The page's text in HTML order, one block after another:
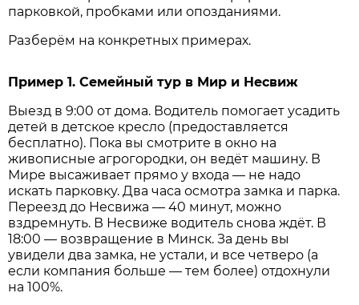
парковкой, пробками или опозданиями.
Разберём на конкретных примерах.
Пример 1. Семейный тур в Мир и Несвиж
Выезд в 9:00 от дома. Водитель помогает усадить
детей в детское кресло (предоставляется
бесплатно). Пока вы смотрите в окно на
живописные агрогородки, он ведёт машину. В
Мире высаживает прямо у входа — не надо
искать парковку. Два часа осмотра замка и парка.
Переезд до Несвижа — 40 минут, можно
вздремнуть. В Несвиже водитель снова ждёт. В
18:00 — возвращение в Минск. За день вы
увидели два замка, не устали, и все четверо (а
если компания больше — тем более) отдохнули
на 100%.